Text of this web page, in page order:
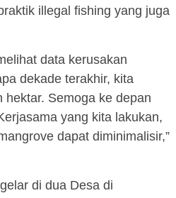
illegal fishing yang juga
data kerusakan
dekade terakhir, kita
hektar. Semoga ke depan
yang kita lakukan,
dapat diminimalisir,”
di dua Desa di